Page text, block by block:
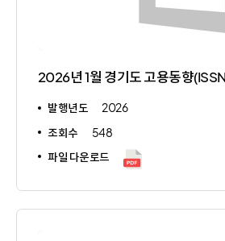
2026년 1월 경기도 고용동향
발행년도
2026
조회수
548
파일 다운로드